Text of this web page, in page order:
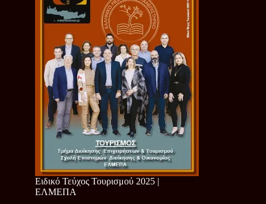
Ειδικό Τεύχος Τουρισμού 2025 |
ΕΛΜΕΠΑ